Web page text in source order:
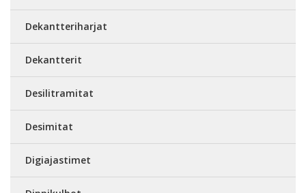
Dekantteriharjat
Dekantterit
Desilitramitat
Desimitat
Digiajastimet